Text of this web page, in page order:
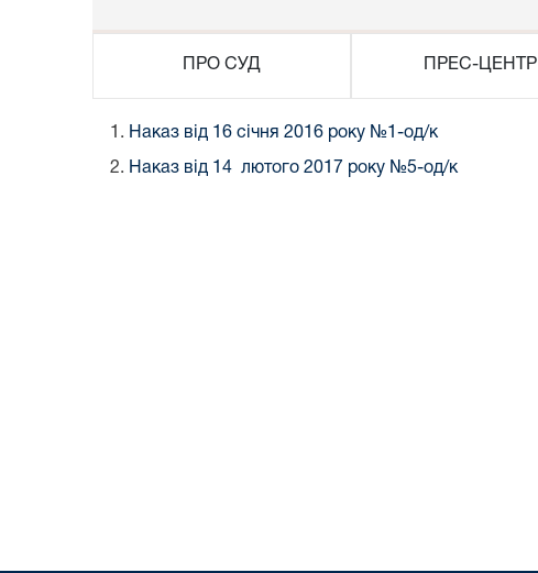
ПРО СУД ПРЕС-ЦЕНТР
1. Наказ від 16 січня 2016 року №1-од/к
2. Наказ від 14 лютого 2017 року №5-од/к